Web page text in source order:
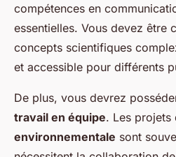
compétences en
essentielles. Vous devez être
concepts scientifiques
et accessible pour différents
De plus, vous devrez
travail en équipe. Les projets
environnementale sont